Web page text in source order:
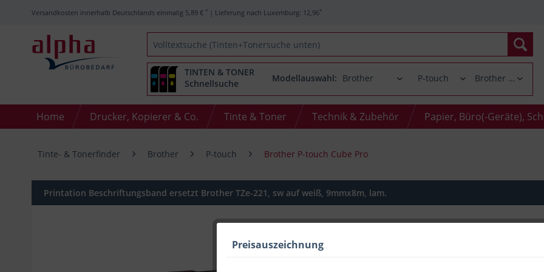
Versandkosten innerhalb Deutschlands einmalig 5,89 € * | Lieferung nach Luxemburg: 12,96*
TINTEN & TONER
Schnellsuche
Modellauswahl:
Home Drucker, Kopierer & Co. Tinte & Toner Technik & Zubehör Papier, Büro(-Geräte),
Tinte- & Tonerfinder Brother P-touch Brother P-touch Cube Pro
Printation Beschriftungsband ersetzt Brother TZe-221, sw auf weiß, 9mmx8m, lam.
Preisauszeichnung